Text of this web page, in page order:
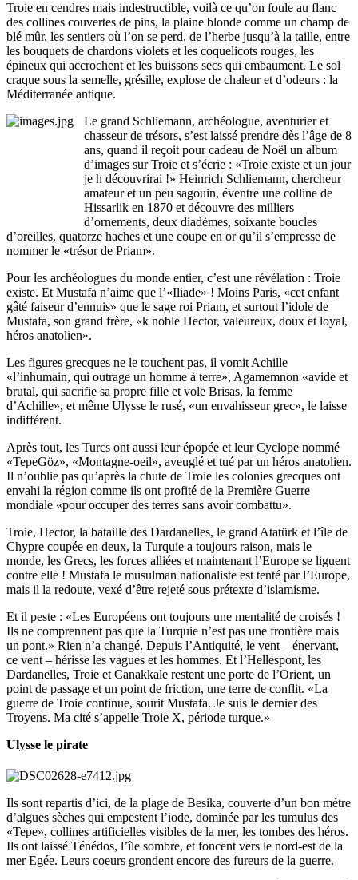
Troie en cendres mais indestructible, voilà ce qu’on foule au flanc
des collines couvertes de pins, la plaine blonde comme un champ de
blé mûr, les sentiers où l’on se perd, de l’herbe jusqu’à la taille, entre
les bouquets de chardons violets et les coquelicots rouges, les
épineux qui accrochent et les buissons secs qui embaument. Le sol
craque sous la semelle, grésille, explose de chaleur et d’odeurs : la
Méditerranée antique.
Le grand Schliemann, archéologue, aventurier et
chasseur de trésors, s’est laissé prendre dès l’âge de 8
ans, quand il reçoit pour cadeau de Noël un album
d’images sur Troie et s’écrie : «Troie existe et un jour
je h découvrirai !» Heinrich Schliemann, chercheur
amateur et un peu sagouin, éventre une colline de
Hissarlik en 1870 et découvre des milliers
d’ornements, deux diadèmes, soixante boucles
d’oreilles, quatorze haches et une coupe en or qu’il s’empresse de
nommer le «trésor de Priam».
Pour les archéologues du monde entier, c’est une révélation : Troie
existe. Et Mustafa n’aime que l’«Iliade» ! Moins Paris, «cet enfant
gâté faiseur d’ennuis» que le sage roi Priam, et surtout l’idole de
Mustafa, son grand frère, «k noble Hector, valeureux, doux et loyal,
héros anatolien».
Les figures grecques ne le touchent pas, il vomit Achille
«l’inhumain, qui outrage un homme à terre», Agamemnon «avide et
brutal, qui sacrifie sa propre fille et vole Brisas, la femme
d’Achille», et même Ulysse le rusé, «un envahisseur grec», le laisse
indifférent.
Après tout, les Turcs ont aussi leur épopée et leur Cyclope nommé
«TepeGöz», «Montagne-oeil», aveuglé et tué par un héros anatolien.
Il n’oublie pas qu’après la chute de Troie les colonies grecques ont
envahi la région comme ils ont profité de la Première Guerre
mondiale «pour occuper des terres sans avoir combattu».
Troie, Hector, la bataille des Dardanelles, le grand Atatürk et l’île de
Chypre coupée en deux, la Turquie a toujours raison, mais le
monde, les Grecs, les forces alliées et maintenant l’Europe se liguent
contre elle ! Mustafa le musulman nationaliste est tenté par l’Europe,
mais il la redoute, vexé d’être rejeté sous prétexte d’islamisme.
Et il peste : «Les Européens ont toujours une mentalité de croisés !
Ils ne comprennent pas que la Turquie n’est pas une frontière mais
un pont.» Rien n’a changé. Depuis l’Antiquité, le vent – énervant,
ce vent – hérisse les vagues et les hommes. Et l’Hellespont, les
Dardanelles, Troie et Canakkale restent une porte de l’Orient, un
point de passage et un point de friction, une terre de conflit. «La
guerre de Troie continue, sourit Mustafa. Je suis le dernier des
Troyens. Ma cité s’appelle Troie X, période turque.»
Ulysse le pirate
Ils sont repartis d’ici, de la plage de Besika, couverte d’un bon mètre
d’algues sèches qui empestent l’iode, dominée par les tumulus des
«Tepe», collines artificielles visibles de la mer, les tombes des héros.
Ils ont laissé Ténédos, l’île sombre, et foncent vers le nord-est de la
mer Egée. Leurs coeurs grondent encore des fureurs de la guerre.